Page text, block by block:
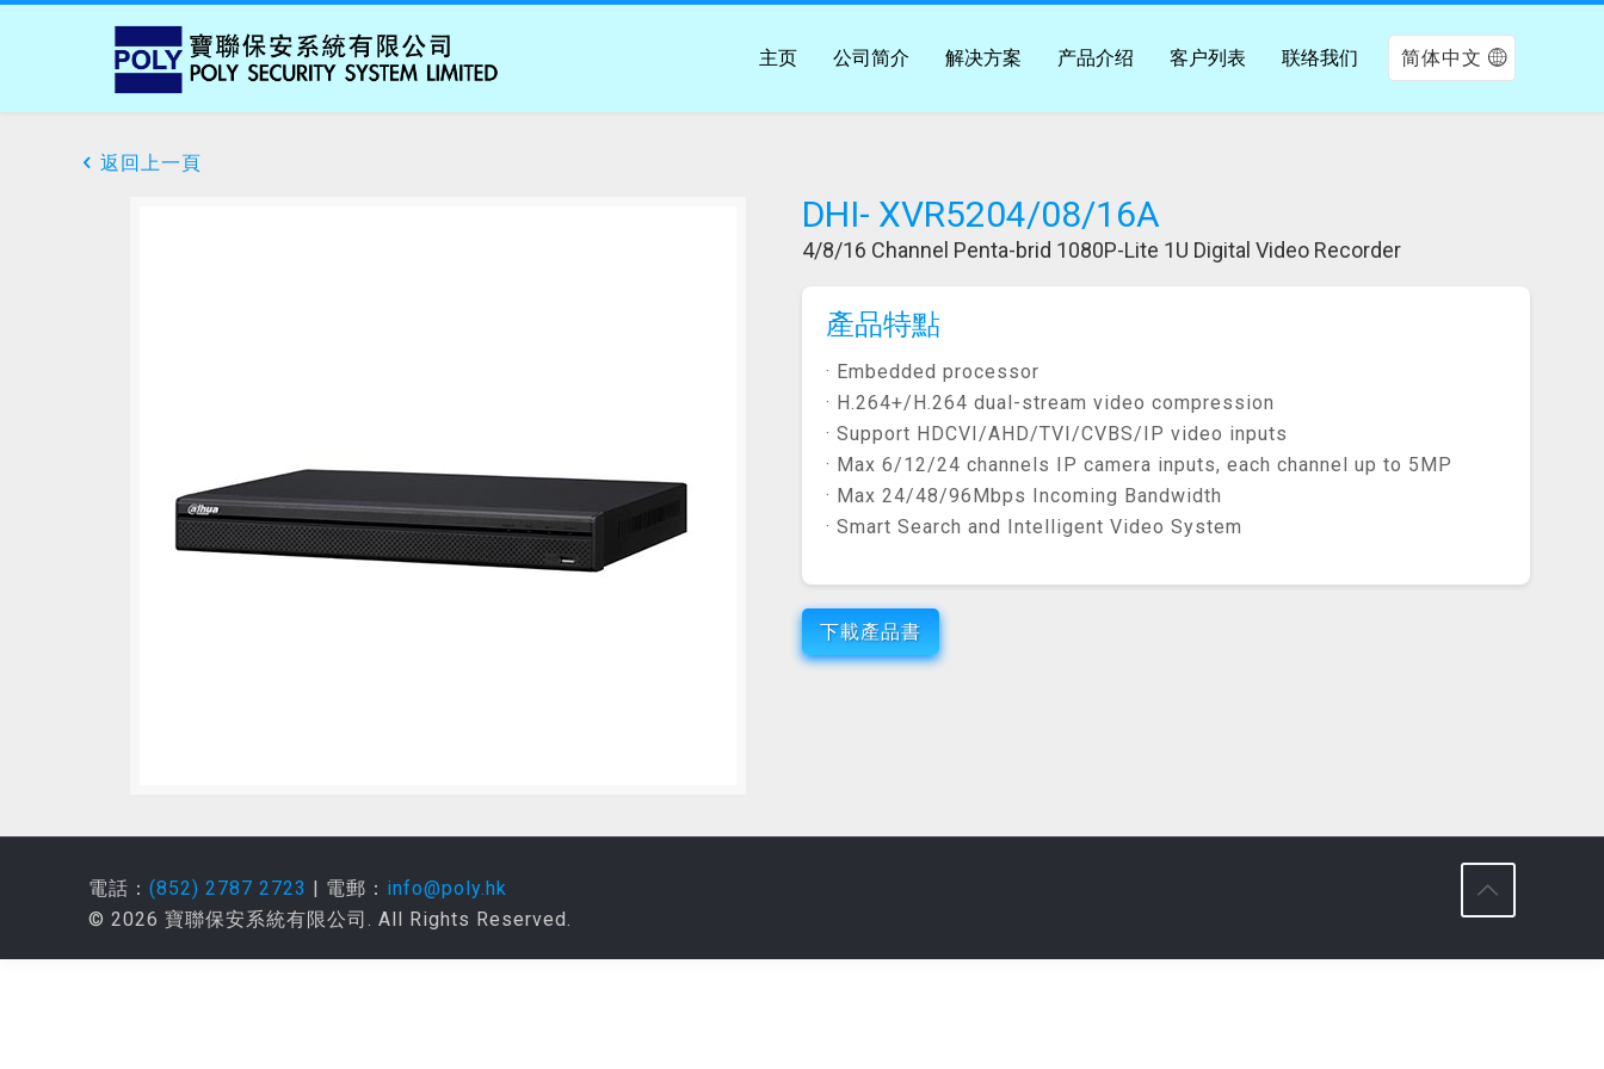
主页 公司简介 解决方案 产品介绍 客户列表 联络我们 简体中文
返回上一頁
DHI- XVR5204/08/16A
4/8/16 Channel Penta-brid 1080P-Lite 1U Digital Video Recorder
產品特點
· Embedded processor
· H.264+/H.264 dual-stream video compression
· Support HDCVI/AHD/TVI/CVBS/IP video inputs
· Max 6/12/24 channels IP camera inputs, each channel up to 5MP
· Max 24/48/96Mbps Incoming Bandwidth
· Smart Search and Intelligent Video System
下載產品書
電話：(852) 2787 2723 | 電郵： info@poly.hk
© 2026 寶聯保安系統有限公司. All Rights Reserved.